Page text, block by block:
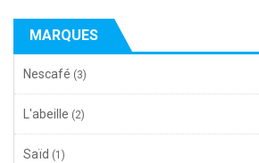
MARQUES
Nescafé (3)
L'abeille (2)
Saïd (1)